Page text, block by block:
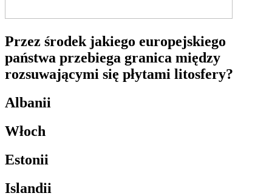
Przez środek jakiego europejskiego
państwa przebiega granica między
rozsuwającymi się płytami litosfery?
Albanii
Włoch
Estonii
Islandii